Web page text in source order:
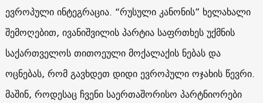
ევროპული ინტეგრაცია. “რუსული კანონის” ხელახალი
შემოღებით, ივანიშვილის პარტია საფრთხეს უქმნის
საქართველოს თითოეული მოქალაქის ნებას და
ოცნებას, რომ გავხდეთ დიდი ევროპული ოჯახის წევრი.
მაშინ, როდესაც ჩვენი საერთაშორისო პარტნიორები